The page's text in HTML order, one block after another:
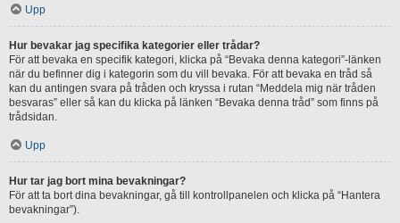
Upp
Hur bevakar jag specifika kategorier eller trådar?
För att bevaka en specifik kategori, klicka på “Bevaka denna kategori”-länken
när du befinner dig i kategorin som du vill bevaka. För att bevaka en tråd så
kan du antingen svara på tråden och kryssa i rutan “Meddela mig när tråden
besvaras” eller så kan du klicka på länken “Bevaka denna tråd” som finns på
trådsidan.
Upp
Hur tar jag bort mina bevakningar?
För att ta bort dina bevakningar, gå till kontrollpanelen och klicka på “Hantera
bevakningar”).